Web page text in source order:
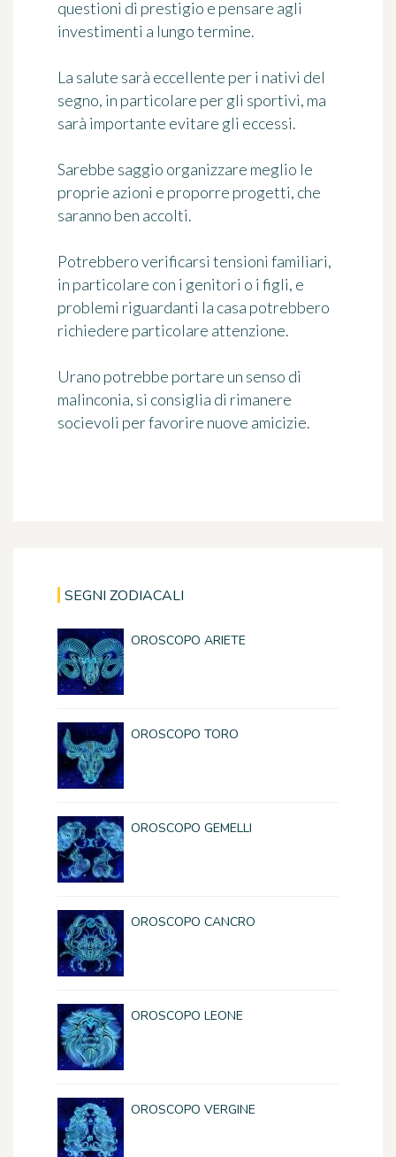
questioni di prestigio e pensare agli
investimenti a lungo termine.
La salute sarà eccellente per i nativi del
segno, in particolare per gli sportivi, ma
sarà importante evitare gli eccessi.
Sarebbe saggio organizzare meglio le
proprie azioni e proporre progetti, che
saranno ben accolti.
Potrebbero verificarsi tensioni familiari,
in particolare con i genitori o i figli, e
problemi riguardanti la casa potrebbero
richiedere particolare attenzione.
Urano potrebbe portare un senso di
malinconia, si consiglia di rimanere
socievoli per favorire nuove amicizie.
SEGNI ZODIACALI
OROSCOPO ARIETE
OROSCOPO TORO
OROSCOPO GEMELLI
OROSCOPO CANCRO
OROSCOPO LEONE
OROSCOPO VERGINE